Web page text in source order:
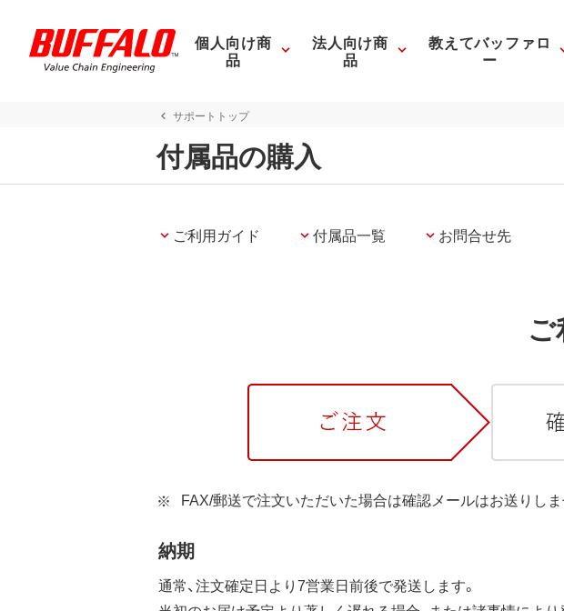
個人向け商
品
法人向け商
品
教えてバッファロ
ー
サポートトップ
付属品の購入
ご利用ガイド 付属品一覧 お問合せ先
FAX/郵送で注文いただいた場合は確認メールはお送りしま
納期
通常、注文確定日より7営業日前後で発送します。